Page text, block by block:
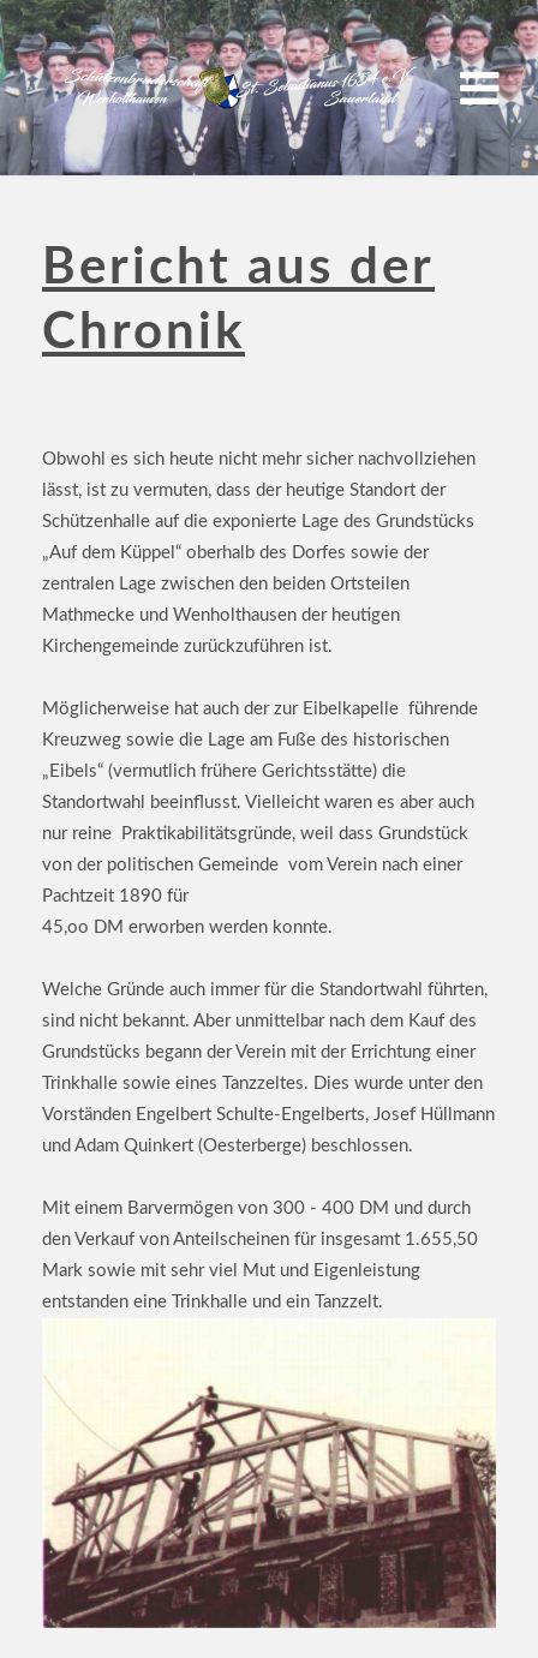
Bericht aus der
Chronik
Obwohl es sich heute nicht mehr sicher nachvollziehen
lässt, ist zu vermuten, dass der heutige Standort der
Schützenhalle auf die exponierte Lage des Grundstücks
„Auf dem Küppel“ oberhalb des Dorfes sowie der
zentralen Lage zwischen den beiden Ortsteilen
Mathmecke und Wenholthausen der heutigen
Kirchengemeinde zurückzuführen ist.
Möglicherweise hat auch der zur Eibelkapelle führende
Kreuzweg sowie die Lage am Fuße des historischen
„Eibels“ (vermutlich frühere Gerichtsstätte) die
Standortwahl beeinflusst. Vielleicht waren es aber auch
nur reine Praktikabilitätsgründe, weil dass Grundstück
von der politischen Gemeinde vom Verein nach einer
Pachtzeit 1890 für
45,oo DM erworben werden konnte.
Welche Gründe auch immer für die Standortwahl führten,
sind nicht bekannt. Aber unmittelbar nach dem Kauf des
Grundstücks begann der Verein mit der Errichtung einer
Trinkhalle sowie eines Tanzzeltes. Dies wurde unter den
Vorständen Engelbert Schulte-Engelberts, Josef Hüllmann
und Adam Quinkert (Oesterberge) beschlossen.
Mit einem Barvermögen von 300 - 400 DM und durch
den Verkauf von Anteilscheinen für insgesamt 1.655,50
Mark sowie mit sehr viel Mut und Eigenleistung
entstanden eine Trinkhalle und ein Tanzzelt.